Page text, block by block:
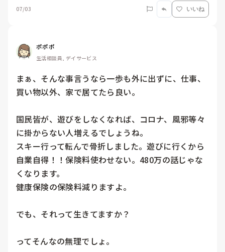
07/03 いいね
ポポポ
生活相談員, デイサービス
まぁ、そんな事言うなら一歩も外に出ずに、仕事、
買い物以外、家で居てたら良い。
国民皆が、遊びをしなくなれば、コロナ、風邪等々
に掛からない人増えるでしょうね。
スキー行って転んで骨折しました。遊びに行くから
自業自得！！保険料使わせない。480万の話じゃな
くなります。
健康保険の保険料減りますよ。
でも、それって生きてますか？